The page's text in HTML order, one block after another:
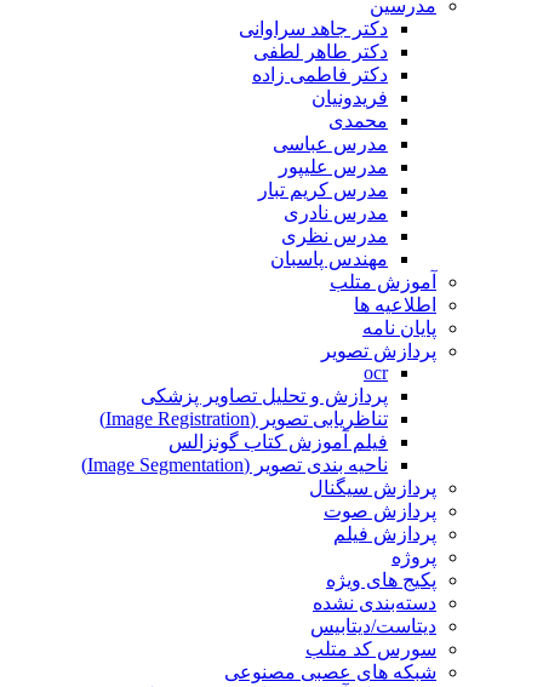
مدرسین
دکتر جاهد سراوانی
دکتر طاهر لطفی
دکتر فاطمی زاده
فریدونیان
محمدی
مدرس عباسی
مدرس علیپور
مدرس کریم تبار
مدرس نادری
مدرس نظری
مهندس پاسبان
آموزش متلب
اطلاعیه ها
پایان نامه
پردازش تصویر
ocr
پردازش و تحلیل تصاویر پزشکی
تناظریابی تصویر (Image Registration)
فیلم آموزش کتاب گونزالس
ناحیه بندی تصویر (Image Segmentation)
پردازش سیگنال
پردازش صوت
پردازش فیلم
پروژه
پکیج های ویژه
دسته‌بندی نشده
دیتاست/دیتابیس
سورس کد متلب
شبکه های عصبی مصنوعی